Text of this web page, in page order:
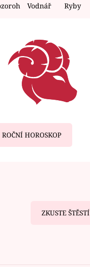
Vodnář Ryby
ROČNÍ HOROSKOP
ZKUSTE ŠTĚSTÍ